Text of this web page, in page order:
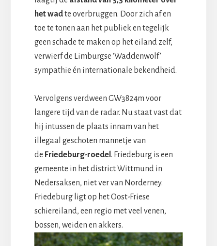
het wadte overbruggen. Door zich af en
toe te tonen aan het publiek en tegelijk
geen schade te maken op het eiland zelf,
verwierf de Limburgse ‘Waddenwolf’
sympathie én internationale bekendheid.
Vervolgens verdween GW3824m voor
langere tijd van de radar. Nu staat vast dat
hij intussen de plaats innam van het
illegaal geschoten mannetje van
de Friedeburg-roedel . Friedeburg is een
gemeente in het district Wittmund in
Nedersaksen, niet ver van Norderney.
Friedeburg ligt op het Oost-Friese
schiereiland, een regio met veel venen,
bossen, weiden en akkers.